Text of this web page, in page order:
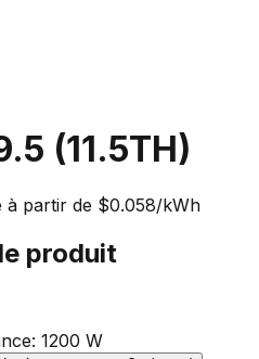
(11.5TH)
à partir de $0.058/kWh
produit
: 1200 W